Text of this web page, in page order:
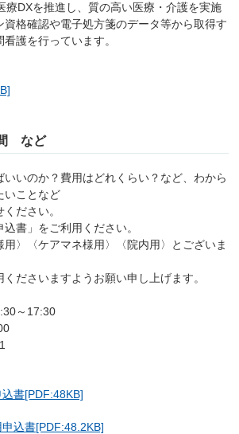
療DXを推進し、質の高い医療・介護を実施
資格確認や電子処方箋のデータ等から取得す
護を行っています。
など
いいのか？費用はどれくらい？など、わから
いことなど
ださい。
書」をご利用ください。
〉〈ケアマネ様用〉〈院内用〉とございま
ださいますようお願い申し上げます。
～17:30
書[PDF:48KB]
込書[PDF:48.2KB]